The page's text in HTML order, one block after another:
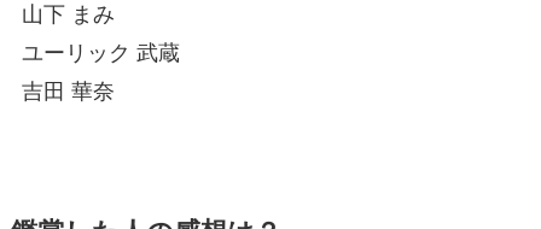
山下 まみ
ユーリック 武蔵
吉田 華奈